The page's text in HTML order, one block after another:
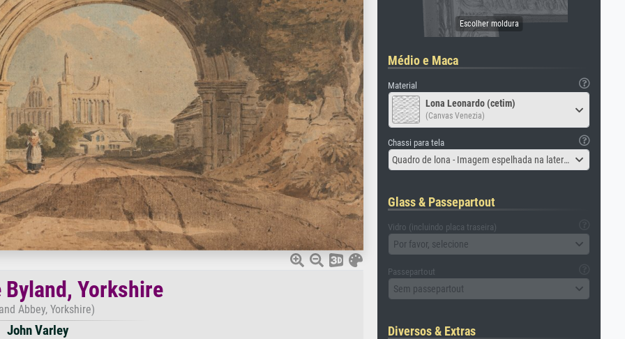
Byland, Yorkshire
Abbey, Yorkshire)
John Varley
Médio e Maca
Material
Lona Leonardo (cetim)
(Canvas Venezia)
Chassi para tela
Quadro de lona - Imagem espelhada na lateral
Glass & Passepartout
Vidro (incluindo placa traseira)
Por favor, selecione
Passepartout
Sem passepartout
Diversos & Extras